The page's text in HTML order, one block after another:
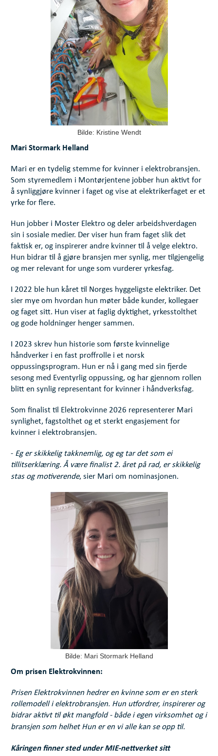
Bilde: Kristine Wendt
Mari Stormark Helland
Mari er en tydelig stemme for kvinner i elektrobransjen.
Som styremedlem i Montørjentene jobber hun aktivt for
å synliggjøre kvinner i faget og vise at elektrikerfaget er et
yrke for flere.
Hun jobber i Moster Elektro og deler arbeidshverdagen
sin i sosiale medier. Der viser hun fram faget slik det
faktisk er, og inspirerer andre kvinner til å velge elektro.
Hun bidrar til å gjøre bransjen mer synlig, mer tilgjengelig
og mer relevant for unge som vurderer yrkesfag.
I 2022 ble hun kåret til Norges hyggeligste elektriker. Det
sier mye om hvordan hun møter både kunder, kollegaer
og faget sitt. Hun viser at faglig dyktighet, yrkesstolthet
og gode holdninger henger sammen.
I 2023 skrev hun historie som første kvinnelige
håndverker i en fast proffrolle i et norsk
oppussingsprogram. Hun er nå i gang med sin fjerde
sesong med Eventyrlig oppussing, og har gjennom rollen
blitt en synlig representant for kvinner i håndverksfag.
Som finalist til Elektrokvinne 2026 representerer Mari
synlighet, fagstolthet og et sterkt engasjement for
kvinner i elektrobransjen.
- Eg er skikkelig takknemlig, og eg tar det som ei
tillitserklæring. Å være finalist 2. året på rad, er skikkelig
stas og motiverende, sier Mari om nominasjonen.
Bilde: Mari Stormark Helland
Om prisen Elektrokvinnen:
Prisen Elektrokvinnen hedrer en kvinne som er en sterk
rollemodell i elektrobransjen. Hun utfordrer, inspirerer og
bidrar aktivt til økt mangfold - både i egen virksomhet og i
bransjen som helhet Hun er en vi alle kan se opp til.
Kåringen finner sted under MIE-nettverket sitt